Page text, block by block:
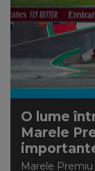
O lume
Marele
Marele